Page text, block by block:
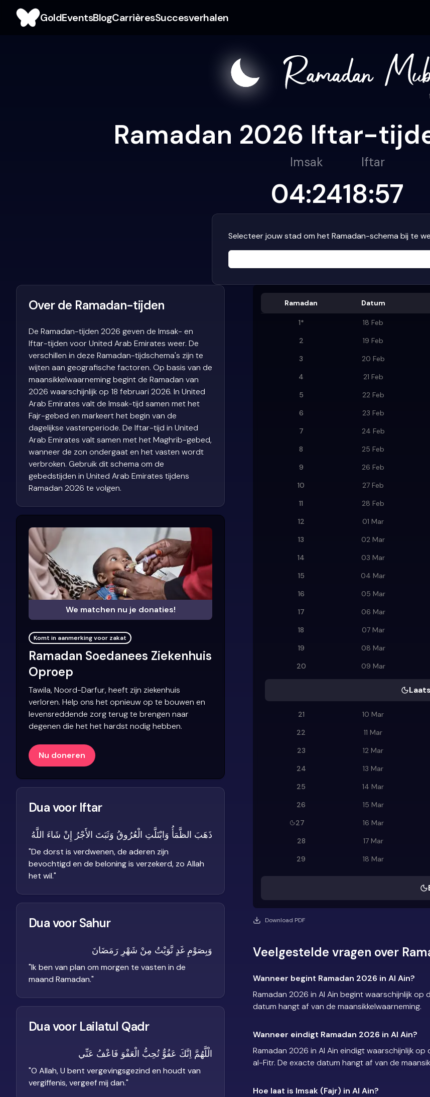
GoldEventsBlogCarrièresSuccesverhalen
Ramadan 2026 Iftar-
Imsak
04:24
Iftar
18:57
Selecteer jouw stad om het Ramadan-schema bij te
Ramadan Datum
1* 18 Feb
2
19 Feb
3
20 Feb
4
21 Feb
5
22 Feb
6
23 Feb
7
24 Feb
8
25 Feb
9
26 Feb
10
27 Feb
11
28 Feb
12
01 Mar
13
02 Mar
14
03 Mar
15
04 Mar
16
05 Mar
17
06 Mar
18
07 Mar
19
08 Mar
20
09 Mar
21 10 Mar
22
11 Mar
23
12 Mar
24
13 Mar
25
14 Mar
26
15 Mar
27
16 Mar
28
17 Mar
29
18 Mar
Download PDF
Veelgestelde vragen over
Wanneer begint Ramadan 2026 in Al Ain?
Ramadan 2026 in Al Ain begint waarschijnlijk
datum hangt af van de maansikkelwaarneming.
Wanneer eindigt Ramadan 2026 in Al Ain?
Ramadan 2026 in Al Ain eindigt waarschijnlijk
al-Fitr. De exacte datum hangt af van de
Hoe laat is Imsak (Fajr) in Al Ain?
Over de Ramadan-tijden
De Ramadan-tijden 2026 geven de Imsak- en
Iftar-tijden voor United Arab Emirates weer. De
verschillen in deze Ramadan-tijdschema's zijn te
wijten aan geografische factoren. Op basis van de
maansikkelwaarneming begint de Ramadan van
2026 waarschijnlijk op 18 februari 2026. In United
Arab Emirates valt de Imsak-tijd samen met het
Fajr-gebed en markeert het begin van de
dagelijkse vastenperiode. De Iftar-tijd in United
Arab Emirates valt samen met het Maghrib-gebed,
wanneer de zon ondergaat en het vasten wordt
verbroken. Gebruik dit schema om de
gebedstijden in United Arab Emirates tijdens
Ramadan 2026 te volgen.
We matchen nu je donaties!
Komt in aanmerking voor zakat
Ramadan Soedanees Ziekenhuis
Oproep
Tawila, Noord-Darfur, heeft zijn ziekenhuis
verloren. Help ons het opnieuw op te bouwen en
levensreddende zorg terug te brengen naar
degenen die het het hardst nodig hebben.
Nu doneren
Dua voor Iftar
ذَهَبَ الظَّمَأُ وَابْتَلَّتِ الْعُرُوقُ وَثَبَتَ الأَجْرُ إِنْ شَاءَ اللَّهُ
"De dorst is verdwenen, de aderen zijn
bevochtigd en de beloning is verzekerd, zo Allah
het wil."
Dua voor Sahur
وَبِصَوْمِ غَدٍ نَّوَيْتُ مِنْ شَهْرِ رَمَضَانَ
"Ik ben van plan om morgen te vasten in de
maand Ramadan."
Dua voor Lailatul Qadr
الْلَّهُمَّ اِنَّكَ عَفُوٌّ تُحِبُّ الْعَفْوَ فَاعْفُ عَنِّي
"O Allah, U bent vergevingsgezind en houdt van
vergiffenis, vergeef mij dan."